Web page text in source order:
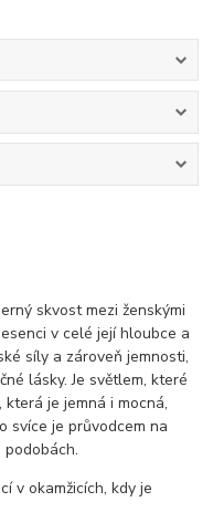
skvost mezi ženskými
v celé její hloubce a
síly a zároveň jemnosti,
lásky. Je světlem, které
je jemná i mocná,
svíce je průvodcem na
v okamžicích, kdy je